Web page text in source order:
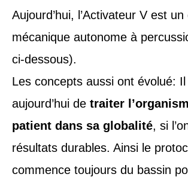
Aujourd’hui, l’Activateur V est
mécanique autonome à
ci-dessous).
Les concepts aussi ont évolué: Il
aujourd’hui de traiter
patient dans sa globalité, si
résultats durables. Ainsi le
commence toujours du bassin